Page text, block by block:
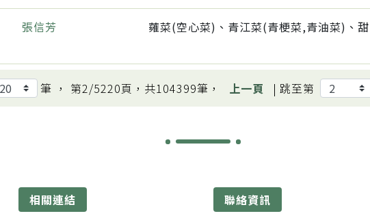
張信芳
筆 ， 第2/5220頁，共104399筆， 上一頁 | 跳至第
相關連結
聯絡資訊